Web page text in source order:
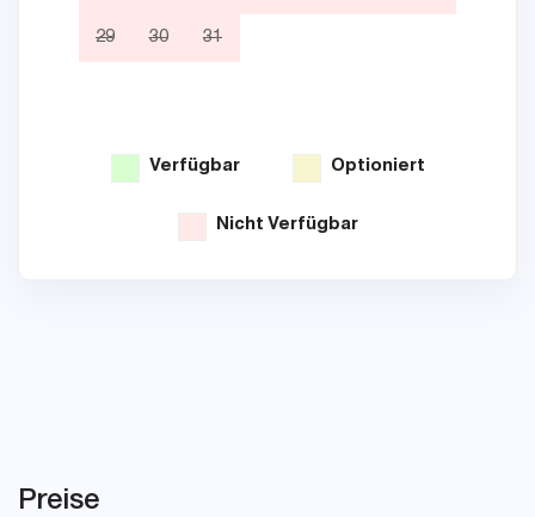
29 30 31
Verfügbar Optioniert
Nicht Verfügbar
Preise